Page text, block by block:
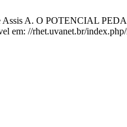
Assis A. O POTENCIAL
em: //rhet.uvanet.br/